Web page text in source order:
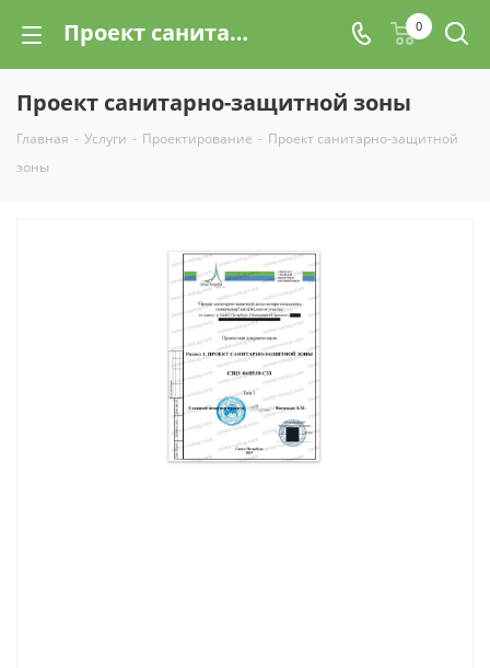
Проект санитарно-защитной зоны с разработкой и согласованием в Санкт-Петербурге (СПб) | Цены на услуги 0
Проект санитарно-защитной зоны
Главная - Услуги - Проектирование - Проект санитарно-защитной
зоны